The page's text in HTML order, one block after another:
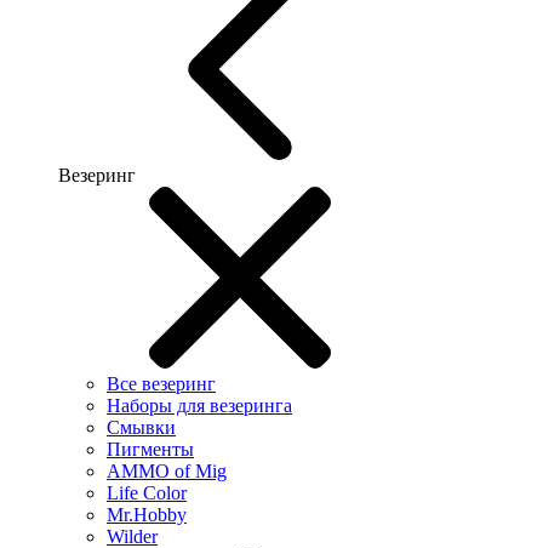
Везеринг
Все везеринг
Наборы для везеринга
Смывки
Пигменты
AMMO of Mig
Life Color
Mr.Hobby
Wilder